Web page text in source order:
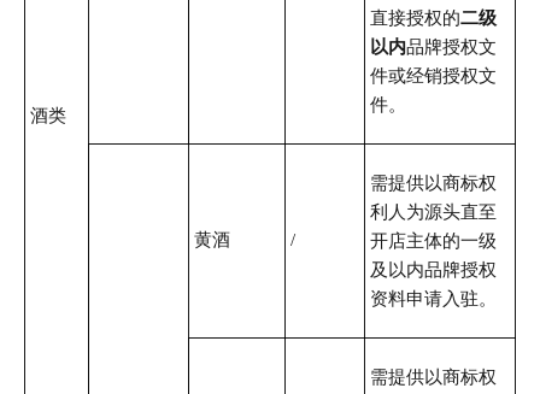
酒类
直接授权的二级
以内品牌授权文
件或经销授权文
件。
黄酒 /
需提供以商标权
利人为源头直至
开店主体的一级
及以内品牌授权
资料申请入驻。
需提供以商标权